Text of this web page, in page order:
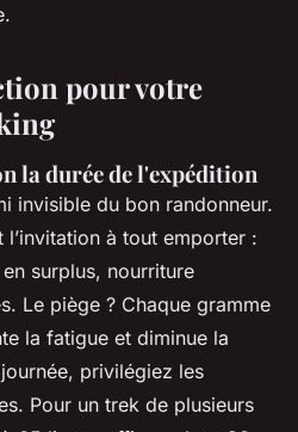
pour votre
la durée de l'expédition
invisible du bon randonneur.
l’invitation à tout emporter :
surplus, nourriture
Le piège ? Chaque gramme
la fatigue et diminue la
privilégiez les
Pour un trek de plusieurs